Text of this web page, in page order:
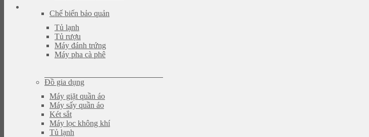
Chế biến bảo quản
Tủ lạnh
Tủ rượu
Máy đánh trứng
Máy pha cà phê
Đồ gia dụng
Máy giặt quần áo
Máy sấy quần áo
Két sắt
Máy lọc không khí
Tủ lạnh